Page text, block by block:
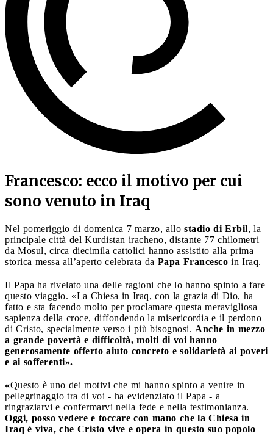
Francesco: ecco il motivo per cui
sono venuto in Iraq
Nel pomeriggio di domenica 7 marzo, allo stadio di Erbil, la
principale città del Kurdistan iracheno, distante 77 chilometri
da Mosul, circa diecimila cattolici hanno assistito alla prima
storica messa all’aperto celebrata da Papa Francesco in Iraq.
Il Papa ha rivelato una delle ragioni che lo hanno spinto a fare
questo viaggio. «La Chiesa in Iraq, con la grazia di Dio, ha
fatto e sta facendo molto per proclamare questa meravigliosa
sapienza della croce, diffondendo la misericordia e il perdono
di Cristo, specialmente verso i più bisognosi. Anche in mezzo
a grande povertà e difficoltà, molti di voi hanno
generosamente offerto aiuto concreto e solidarietà ai poveri
e ai sofferenti».
«Questo è uno dei motivi che mi hanno spinto a venire in
pellegrinaggio tra di voi - ha evidenziato il Papa - a
ringraziarvi e confermarvi nella fede e nella testimonianza.
Oggi, posso vedere e toccare con mano che la Chiesa in
Iraq è viva, che Cristo vive e opera in questo suo popolo